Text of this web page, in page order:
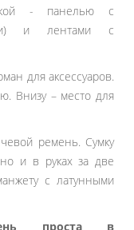
- панелью с
и лентами с
для аксессуаров.
Внизу – место для
ремень. Сумку
и в руках за две
с латунными
проста в